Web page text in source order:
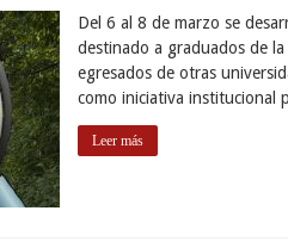
Del 6 al 8 de marzo se
destinado a graduados de la
egresados de otras
como iniciativa institucional
Leer más